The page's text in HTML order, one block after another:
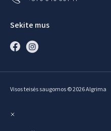
Sekite mus
Visos teisės saugomos © 2026 Algrima